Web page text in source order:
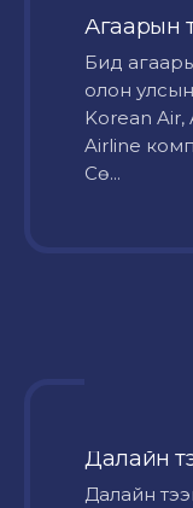
Агаарын
Бид
олон
Korean Air,
Airline
Сө...
Далайн
Далайн